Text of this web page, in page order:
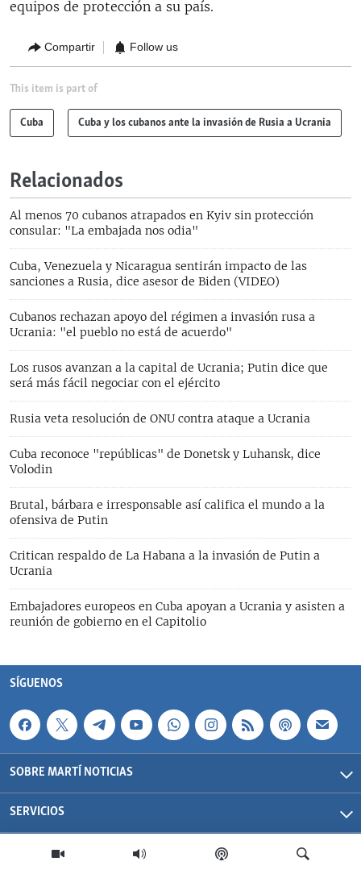
equipos de protección a su país.
Compartir Follow us
This item is part of
Cuba Cuba y los cubanos ante la invasión de Rusia a Ucrania
Relacionados
Al menos 70 cubanos atrapados en Kyiv sin protección
consular: "La embajada nos odia"
Cuba, Venezuela y Nicaragua sentirán impacto de las
sanciones a Rusia, dice asesor de Biden (VIDEO)
Cubanos rechazan apoyo del régimen a invasión rusa a
Ucrania: "el pueblo no está de acuerdo"
Los rusos avanzan a la capital de Ucrania; Putin dice que
será más fácil negociar con el ejército
Rusia veta resolución de ONU contra ataque a Ucrania
Cuba reconoce "repúblicas" de Donetsk y Luhansk, dice
Volodin
Brutal, bárbara e irresponsable así califica el mundo a la
ofensiva de Putin
Critican respaldo de La Habana a la invasión de Putin a
Ucrania
Embajadores europeos en Cuba apoyan a Ucrania y asisten a
reunión de gobierno en el Capitolio
SÍGUENOS
SOBRE MARTÍ NOTICIAS
SERVICIOS
Martí Noticias| 2026 | OCB | Todos los derechos reservados.